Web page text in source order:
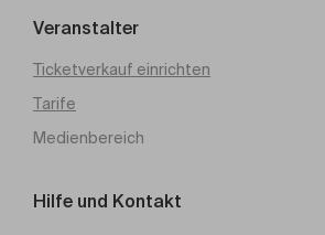
Veranstalter
Ticketverkauf einrichten
Tarife
Medienbereich
Hilfe und Kontakt